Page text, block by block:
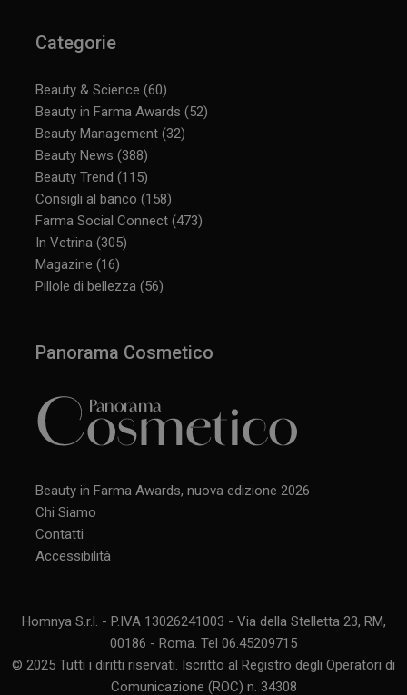
Categorie
Beauty & Science (60)
Beauty in Farma Awards (52)
Beauty Management (32)
Beauty News (388)
Beauty Trend (115)
Consigli al banco (158)
Farma Social Connect (473)
In Vetrina (305)
Magazine (16)
Pillole di bellezza (56)
Panorama Cosmetico
Beauty in Farma Awards, nuova edizione 2026
Chi Siamo
Contatti
Accessibilità
Homnya S.r.l. - P.IVA 13026241003 - Via della Stelletta 23, RM,
00186 - Roma. Tel 06.45209715
© 2025 Tutti i diritti riservati. Iscritto al Registro degli Operatori di
Comunicazione (ROC) n. 34308